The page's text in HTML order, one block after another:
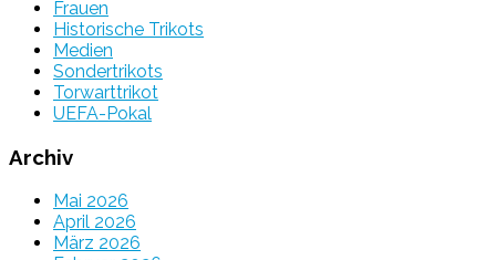
Frauen
Historische Trikots
Medien
Sondertrikots
Torwarttrikot
UEFA-Pokal
Archiv
Mai 2026
April 2026
März 2026